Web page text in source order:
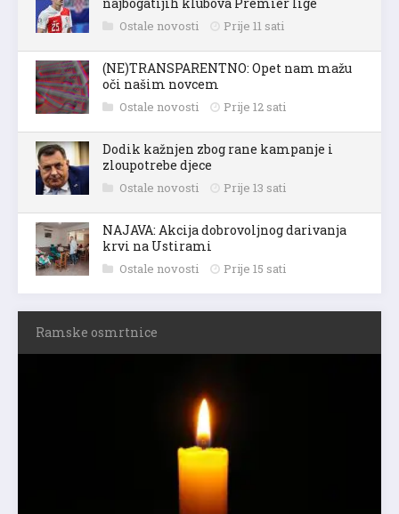
Ostale novosti Prije 11 sati
(NE)TRANSPARENTNO: Opet nam mažu
oči našim novcem
Ostale novosti Prije 12 sati
Dodik kažnjen zbog rane kampanje i
zloupotrebe djece
Ostale novosti Prije 13 sati
NAJAVA: Akcija dobrovoljnog darivanja
krvi na Ustirami
Ostale novosti Prije 15 sati
Ramske osmrtnice